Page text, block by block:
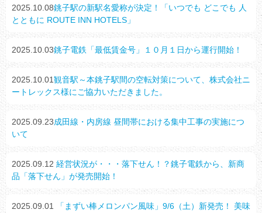
2025.10.08銚子駅の新駅名愛称が決定！「いつでも どこでも 人
とともに ROUTE INN HOTELS」
2025.10.03銚子電鉄「最低賃金号」１０月１日から運行開始！
2025.10.01観音駅～本銚子駅間の空転対策について、株式会社ニ
ートレックス様にご協力いただきました。
2025.09.23成田線・内房線 昼間帯における集中工事の実施につ
いて
2025.09.12 経営状況が・・・落下せん！？銚子電鉄から、新商
品「落下せん」が発売開始！
2025.09.01
「まずい棒メロンパン風味」9/6（土）新発売！ 美味